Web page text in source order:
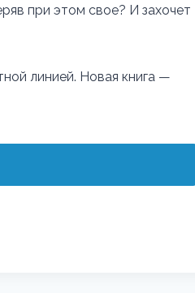
при этом свое? И захочет
линией. Новая книга —